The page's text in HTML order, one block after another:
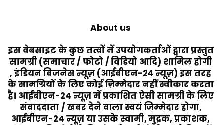
About us
इस वेबसाइट के कुछ तत्वों में उपयोगकर्ताओं द्वारा प्रस्तुत
सामग्री (समाचार / फोटो / विडियो आदि) शामिल होगी
, इंडियन बिजनेस न्यूज़ (आईबीएन-24 न्यूज़) इस तरह
के सामग्रियों के लिए कोई ज़िम्मेदार नहीं स्वीकार करता
है। आईबीएन-24 न्यूज़ में प्रकाशित ऐसी सामग्री के लिए
संवाददाता / खबर देने वाला स्वयं जिम्मेदार होगा,
आईबीएन-24 न्यूज़ या उसके स्वामी, मुद्रक, प्रकाशक,